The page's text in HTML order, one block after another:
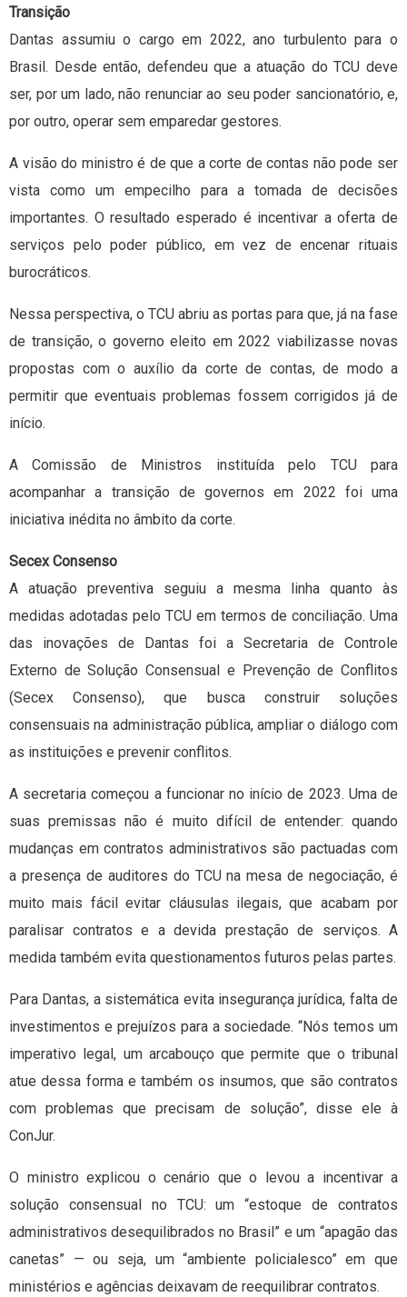
Transição
Dantas assumiu o cargo em 2022, ano turbulento para o
Brasil. Desde então, defendeu que a atuação do TCU deve
ser, por um lado, não renunciar ao seu poder sancionatório, e,
por outro, operar sem emparedar gestores.
A visão do ministro é de que a corte de contas não pode ser
vista como um empecilho para a tomada de decisões
importantes. O resultado esperado é incentivar a oferta de
serviços pelo poder público, em vez de encenar rituais
burocráticos.
Nessa perspectiva, o TCU abriu as portas para que, já na fase
de transição, o governo eleito em 2022 viabilizasse novas
propostas com o auxílio da corte de contas, de modo a
permitir que eventuais problemas fossem corrigidos já de
início.
A Comissão de Ministros instituída pelo TCU para
acompanhar a transição de governos em 2022 foi uma
iniciativa inédita no âmbito da corte.
Secex Consenso
A atuação preventiva seguiu a mesma linha quanto às
medidas adotadas pelo TCU em termos de conciliação. Uma
das inovações de Dantas foi a Secretaria de Controle
Externo de Solução Consensual e Prevenção de Conflitos
(Secex Consenso), que busca construir soluções
consensuais na administração pública, ampliar o diálogo com
as instituições e prevenir conflitos.
A secretaria começou a funcionar no início de 2023. Uma de
suas premissas não é muito difícil de entender: quando
mudanças em contratos administrativos são pactuadas com
a presença de auditores do TCU na mesa de negociação, é
muito mais fácil evitar cláusulas ilegais, que acabam por
paralisar contratos e a devida prestação de serviços. A
medida também evita questionamentos futuros pelas partes.
Para Dantas, a sistemática evita insegurança jurídica, falta de
investimentos e prejuízos para a sociedade. “Nós temos um
imperativo legal, um arcabouço que permite que o tribunal
atue dessa forma e também os insumos, que são contratos
com problemas que precisam de solução”, disse ele à
ConJur.
O ministro explicou o cenário que o levou a incentivar a
solução consensual no TCU: um “estoque de contratos
administrativos desequilibrados no Brasil” e um “apagão das
canetas” — ou seja, um “ambiente policialesco” em que
ministérios e agências deixavam de reequilibrar contratos.